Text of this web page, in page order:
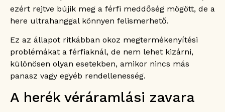
ezért rejtve bújik meg a férfi meddőség mögött, de a
here ultrahanggal könnyen felismerhető.
Ez az állapot ritkábban okoz megtermékenyítési
problémákat a férfiaknál, de nem lehet kizárni,
különösen olyan esetekben, amikor nincs más
panasz vagy egyéb rendellenesség.
A herék véráramlási zavara